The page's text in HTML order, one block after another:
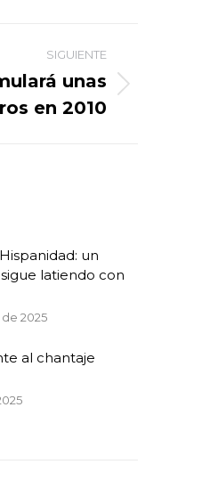
SIGUIENTE
unas
en 2010
un
latiendo con
2025
al chantaje